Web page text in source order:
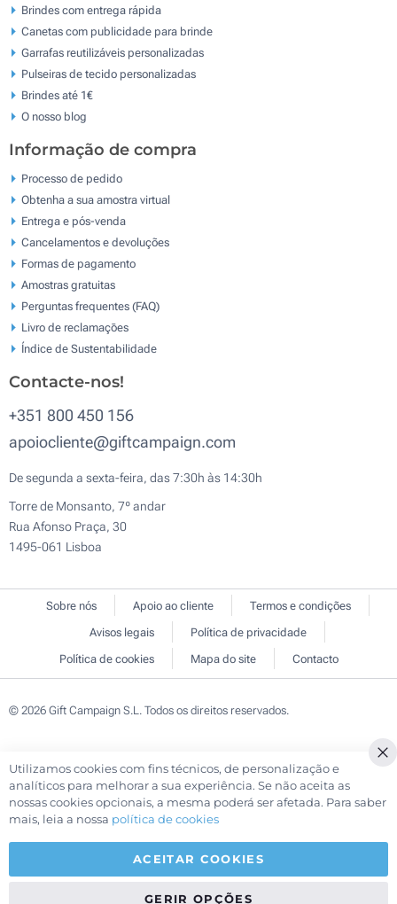
Brindes com entrega rápida
Canetas com publicidade para brinde
Garrafas reutilizáveis personalizadas
Pulseiras de tecido personalizadas
Brindes até 1€
O nosso blog
Informação de compra
Processo de pedido
Obtenha a sua amostra virtual
Entrega e pós-venda
Cancelamentos e devoluções
Formas de pagamento
Amostras gratuitas
Perguntas frequentes (FAQ)
Livro de reclamaçōes
Índice de Sustentabilidade
Contacte-nos!
+351 800 450 156
apoiocliente@giftcampaign.com
De segunda a sexta-feira, das 7:30h às 14:30h
Torre de Monsanto, 7º andar
Rua Afonso Praça, 30
1495-061 Lisboa
Sobre nós Apoio ao cliente
Termos e condições
Avisos legais
Política de privacidade
Política de cookies
Mapa do site Contacto
© 2026 Gift Campaign S.L. Todos os direitos reservados.
Utilizamos cookies com fins técnicos, de personalização e
analíticos para melhorar a sua experiência. Se não aceita as
nossas cookies opcionais, a mesma poderá ser afetada. Para saber
mais, leia a nossa política de cookies
ACEITAR COOKIES
GERIR OPÇÕES